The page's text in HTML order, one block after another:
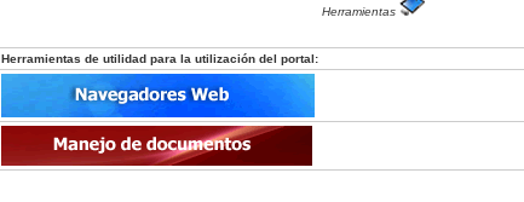
Herramientas
Herramientas de utilidad para la utilización del portal: